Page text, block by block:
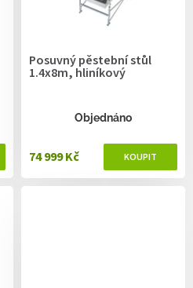
Posuvný pěstební stůl
1.4x8m, hliníkový
Objednáno
74 999 Kč